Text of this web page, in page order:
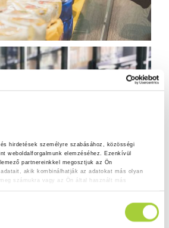
hirdetések személyre szabásához, közösségi
weboldalforgalmunk elemzéséhez. Ezenkívül
partnereinkkel megosztjuk az Ön
akik kombinálhatják az adatokat más olyan
számukra vagy az Ön által használt más